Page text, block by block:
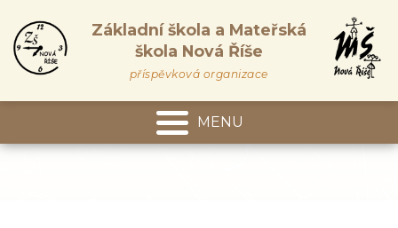
Základní škola a Mateřská
škola Nová Říše
příspěvková organizace
MENU